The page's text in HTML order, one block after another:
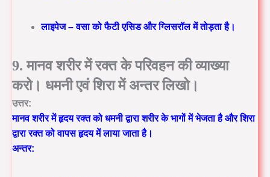
लाइपेज – वसा को फैटी एसिड और ग्लिसरॉल में तोड़ता है।
9. मानव शरीर में रक्त के परिवहन की व्याख्या
करो। धमनी एवं शिरा में अन्तर लिखो।
उत्तर:
मानव शरीर में हृदय रक्त को धमनी द्वारा शरीर के भागों में भेजता है और शिरा
द्वारा रक्त को वापस हृदय में लाया जाता है।
अन्तर: